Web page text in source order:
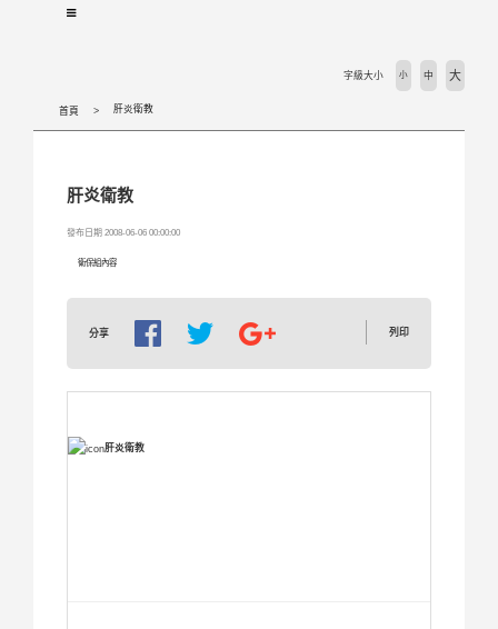
首頁 肝炎衛教
字級大小 小 中 大
肝炎衛教
發布日期 2008-06-06 00:00:00
衛保組內容
分享 列印
肝炎衛教